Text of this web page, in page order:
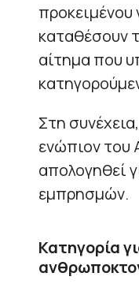
προκειμένου
καταθέσουν
αίτημα που
Στη
ενώπιον του
απολογηθεί
εμπρησμών.
Κατηγορία